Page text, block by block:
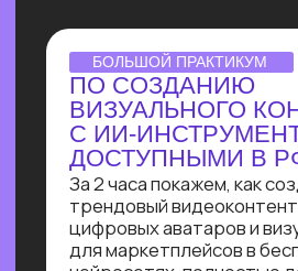
ОNLINE-ПРАКТИКУМ
КАК СОБРАТЬ
ИНТЕРНЕТ МАГАЗИН
В БОТЕ ЗА 40 МИН.
С ПОМОЩЬЮ ИИ
В прямом эфире технический директор
Зерокодер за 40 минут соберет ИИ-
бота для заказов цветов без кода и
расскажет, сколько за это платят!